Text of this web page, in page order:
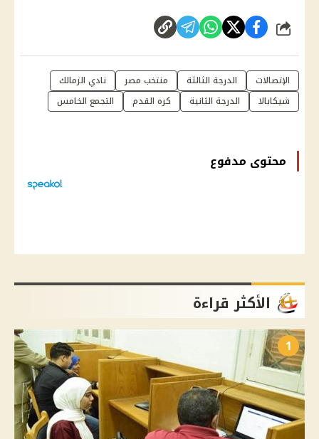
شارك
الإتصالات الدرجة الثالثة منتخب مصر
نادي الزمالك
شيكابالا
الدرجة الثانية كره القدم التجمع الخامس
محتوى مدفوع
الأكثر قراءة
1